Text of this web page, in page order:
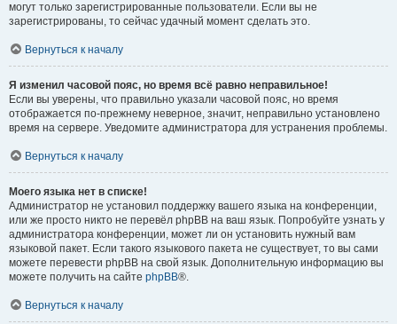
могут только зарегистрированные пользователи. Если вы не
зарегистрированы, то сейчас удачный момент сделать это.
Вернуться к началу
Я изменил часовой пояс, но время всё равно неправильное!
Если вы уверены, что правильно указали часовой пояс, но время
отображается по-прежнему неверное, значит, неправильно установлено
время на сервере. Уведомите администратора для устранения проблемы.
Вернуться к началу
Моего языка нет в списке!
Администратор не установил поддержку вашего языка на конференции,
или же просто никто не перевёл phpBB на ваш язык. Попробуйте узнать у
администратора конференции, может ли он установить нужный вам
языковой пакет. Если такого языкового пакета не существует, то вы сами
можете перевести phpBB на свой язык. Дополнительную информацию вы
можете получить на сайте phpBB®.
Вернуться к началу